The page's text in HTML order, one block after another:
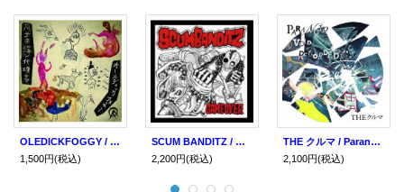
OLEDICKFOGGY / 凡テ奈落ノ代理サマ (cd) Diwphalanx
1,500円(税込)
SCUM BANDITZ / Game Over (cd) Diwphalanx
2,200円(税込)
THE クルマ / Paranoid Void Recorded (cd) Diwphalanx
2,100円(税込)